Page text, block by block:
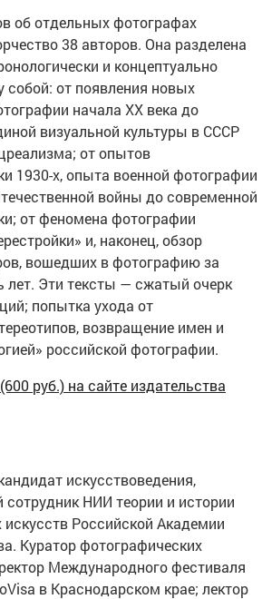
об отдельных фотографах
38 авторов. Она разделена
и концептуально
от появления новых
начала ХХ века до
визуальной культуры в СССР
от опытов
1930-х, опыта военной фотографии
войны до современной
от феномена фотографии
и, наконец, обзор
вошедших в фотографию за
лет. Эти тексты — сжатый очерк
попытка ухода от
возвращение имен и
российской фотографии.
руб.) на сайте издательства
искусствоведения,
НИИ теории и истории
искусств Российской Академии
Куратор фотографических
Международного фестиваля
в Краснодарском крае; лектор